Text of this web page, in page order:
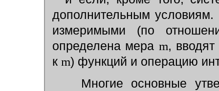
дополнительным
измеримыми (по
определена мера m,
к m) функций и операцию
Многие основные